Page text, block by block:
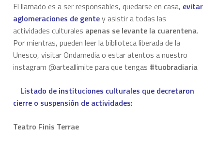
El llamado es a ser responsables, quedarse en casa, evitar
aglomeraciones de gentey asistir a todas las
actividades culturales apenas se levante la cuarentena.
Por mientras, pueden leer la biblioteca liberada de la
Unesco, visitar Ondamedia o estar atentos a nuestro
instagram @arteallimite para que tengas #tuobradiaria
Listado de instituciones culturales que decretaron
cierre o suspensión de actividades:
Teatro Finis Terrae